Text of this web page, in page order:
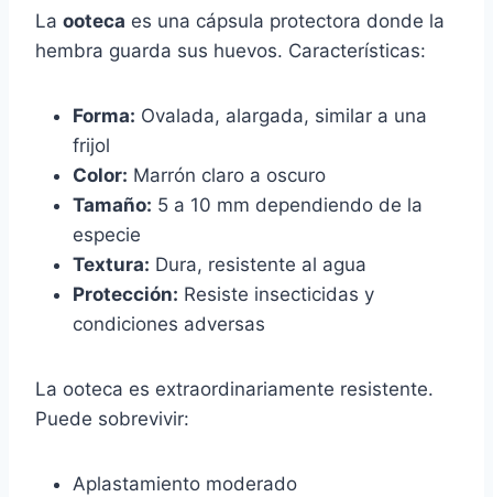
La ooteca es una cápsula protectora donde la
hembra guarda sus huevos. Características:
Forma: Ovalada, alargada, similar a una
frijol
Color: Marrón claro a oscuro
Tamaño: 5 a 10 mm dependiendo de la
especie
Textura: Dura, resistente al agua
Protección: Resiste insecticidas y
condiciones adversas
La ooteca es extraordinariamente resistente.
Puede sobrevivir:
Aplastamiento moderado